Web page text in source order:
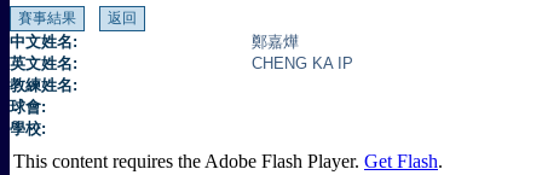
中文姓名:
鄭嘉燁
英文姓名:
CHENG KA IP
教練姓名:
球會:
學校:
This content requires the Adobe Flash Player. Get Flash.